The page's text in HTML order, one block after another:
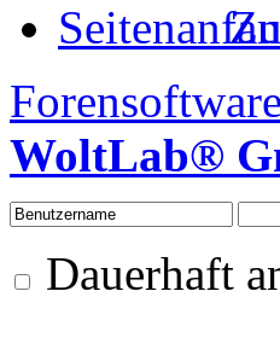
WoltLab®
Dauerhaft